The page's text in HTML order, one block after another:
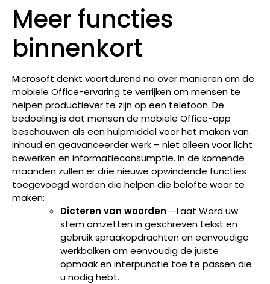
Meer functies
binnenkort
Microsoft denkt voortdurend na over manieren om de
mobiele Office-ervaring te verrijken om mensen te
helpen productiever te zijn op een telefoon. De
bedoeling is dat mensen de mobiele Office-app
beschouwen als een hulpmiddel voor het maken van
inhoud en geavanceerder werk – niet alleen voor licht
bewerken en informatieconsumptie. In de komende
maanden zullen er drie nieuwe opwindende functies
toegevoegd worden die helpen die belofte waar te
maken:
Dicteren van woorden —Laat Word uw
stem omzetten in geschreven tekst en
gebruik spraakopdrachten en eenvoudige
werkbalken om eenvoudig de juiste
opmaak en interpunctie toe te passen die
u nodig hebt.